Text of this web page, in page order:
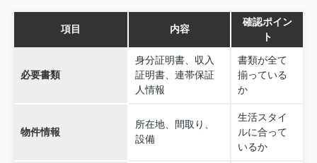
項目 内容
確認ポイン
ト
必要書類
身分証明書、収入
証明書、連帯保証
人情報
書類が全て
揃っている
か
物件情報
所在地、間取り、
設備
生活スタイ
ルに合って
いるか